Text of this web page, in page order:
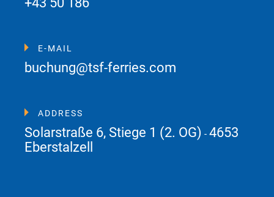
E-MAIL
buchung@tsf-ferries.com
ADDRESS
Solarstraße 6, Stiege 1 (2. OG) - 4653
Eberstalzell